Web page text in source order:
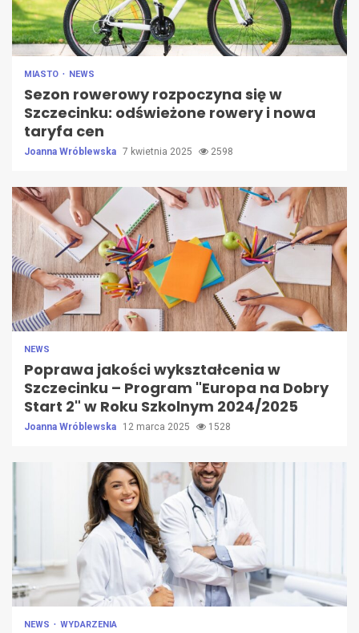
MIASTO NEWS
Sezon rowerowy rozpoczyna się w
Szczecinku: odświeżone rowery i nowa
taryfa cen
Joanna Wróblewska 7 kwietnia 2025 2598
NEWS
Poprawa jakości wykształcenia w
Szczecinku – Program "Europa na Dobry
Start 2" w Roku Szkolnym 2024/2025
Joanna Wróblewska 12 marca 2025 1528
NEWS WYDARZENIA